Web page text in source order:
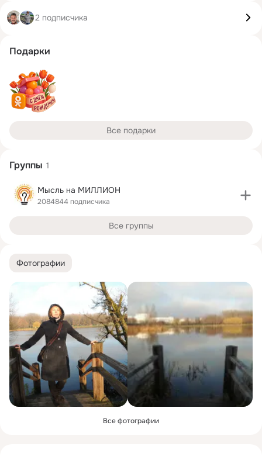
Фотографии
Все фотографии
2 подписчика
Подарки
Все подарки
Группы 1
Мысль на МИЛЛИОН
2084844 подписчика
Все группы